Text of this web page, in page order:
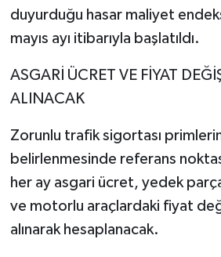
duyurduğu hasar maliyet
mayıs ayı itibarıyla başlatıldı.
ASGARİ ÜCRET VE FİYAT
ALINACAK
Zorunlu trafik sigortası
belirlenmesinde referans
her ay asgari ücret, yedek
ve motorlu araçlardaki fiyat
alınarak hesaplanacak.